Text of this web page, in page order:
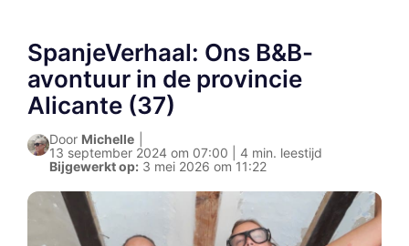
SpanjeVerhaal: Ons B&B-
avontuur in de provincie
Alicante (37)
Door Michelle
13 september 2024 om 07:00 | 4 min. leestijd
Bijgewerkt op: 3 mei 2026 om 11:22